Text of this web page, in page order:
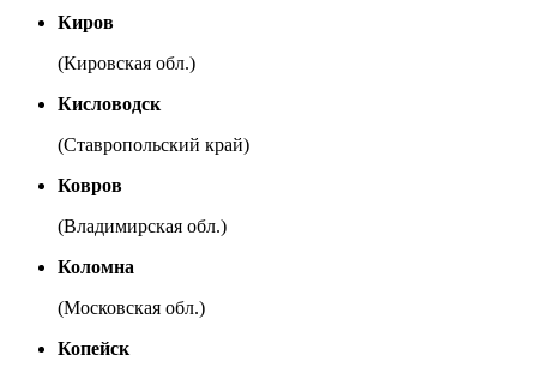
Киров
(Кировская обл.)
Кисловодск
(Ставропольский край)
Ковров
(Владимирская обл.)
Коломна
(Московская обл.)
Копейск